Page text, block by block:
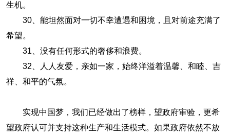
生机。
30、能坦然面对一切不幸遭遇和困境，且对前途充满了
希望。
31、没有任何形式的奢侈和浪费。
32、人人友爱，亲如一家，始终洋溢着温馨、和睦、吉
祥、和平的气氛。
实现中国梦，我们已经做出了榜样，望政府审验，更希
望政府认可并支持这种生产和生活模式。如果政府依然不放